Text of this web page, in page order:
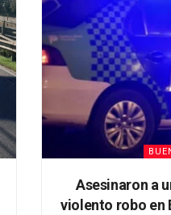
Asesinaron a
violento robo en